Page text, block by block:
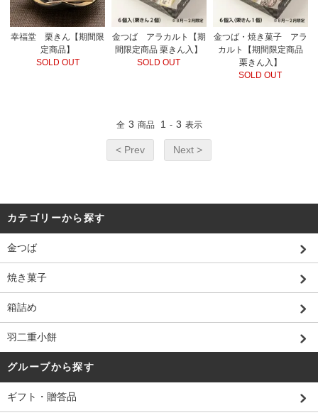
幸福堂 栗きん【期間限
定商品】
SOLD OUT
金つば アラカルト【期
間限定商品 栗きん入】
SOLD OUT
金つば・焼き菓子 アラ
カルト【期間限定商品
栗きん入】
SOLD OUT
全 3 商品 1 - 3 表示
< Prev Next >
カテゴリーから探す
金つば
焼き菓子
箱詰め
羽二重小餅
グループから探す
ギフト・贈答品